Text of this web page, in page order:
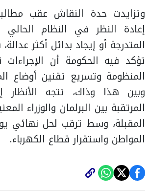
وتزايدت حدة النقاش عقب
إعادة النظر في النظام الحالي
المتدرجة أو إيجاد بدائل أكثر
تؤكد فيه الحكومة أن
المنظومة وتسريع تقنين أوضاع
وبين هذا وذاك، تتجه الأنظار
المرتقبة بين البرلمان والوزراء
المقبلة، وسط ترقب لحل نهائي
المواطن واستقرار قطاع الكهرباء.